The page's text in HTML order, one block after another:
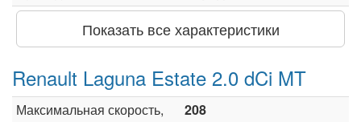
Показать все характеристики
Renault Laguna Estate 2.0 dCi MT
Максимальная скорость, 208